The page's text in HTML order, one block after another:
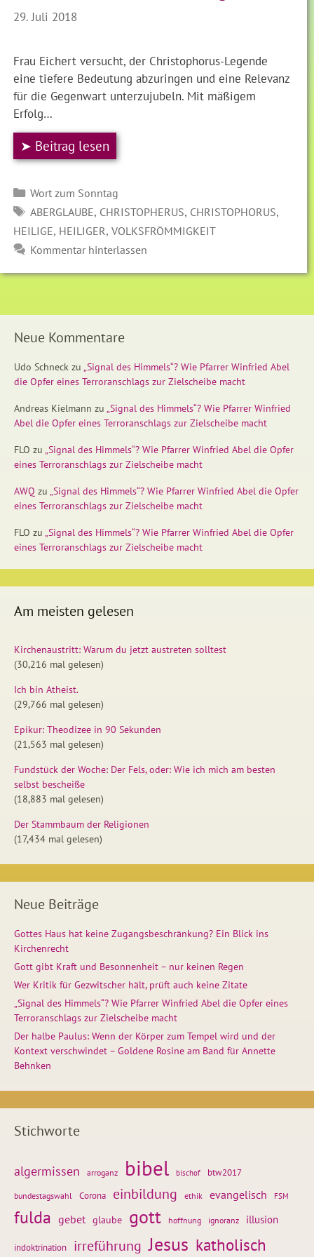
29. Juli 2018
Frau Eichert versucht, der Christophorus-Legende
eine tiefere Bedeutung abzuringen und eine Relevanz
für die Gegenwart unterzujubeln. Mit mäßigem
Erfolg…
➤ Beitrag lesen
Kategorien
Wort zum Sonntag
SCHLAGWÖRTER
ABERGLAUBE, CHRISTOPHERUS, CHRISTOPHORUS,
HEILIGE, HEILIGER,VOLKSFRÖMMIGKEIT
Kommentar hinterlassen
Neue Kommentare
Udo Schneck zu „Signal des Himmels“? Wie Pfarrer Winfried Abel
die Opfer eines Terroranschlags zur Zielscheibe macht
Andreas Kielmann zu „Signal des Himmels“? Wie Pfarrer Winfried
Abel die Opfer eines Terroranschlags zur Zielscheibe macht
FLO zu „Signal des Himmels“? Wie Pfarrer Winfried Abel die Opfer
eines Terroranschlags zur Zielscheibe macht
AWQ zu „Signal des Himmels“? Wie Pfarrer Winfried Abel die Opfer
eines Terroranschlags zur Zielscheibe macht
FLO zu „Signal des Himmels“? Wie Pfarrer Winfried Abel die Opfer
eines Terroranschlags zur Zielscheibe macht
Am meisten gelesen
Kirchenaustritt: Warum du jetzt austreten solltest
(30,216 mal gelesen)
Ich bin Atheist.
(29,766 mal gelesen)
Epikur: Theodizee in 90 Sekunden
(21,563 mal gelesen)
Fundstück der Woche: Der Fels, oder: Wie ich mich am besten
selbst bescheiße
(18,883 mal gelesen)
Der Stammbaum der Religionen
(17,434 mal gelesen)
Neue Beiträge
Gottes Haus hat keine Zugangsbeschränkung? Ein Blick ins
Kirchenrecht
Gott gibt Kraft und Besonnenheit – nur keinen Regen
Wer Kritik für Gezwitscher hält, prüft auch keine Zitate
„Signal des Himmels“? Wie Pfarrer Winfried Abel die Opfer eines
Terroranschlags zur Zielscheibe macht
Der halbe Paulus: Wenn der Körper zum Tempel wird und der
Kontext verschwindet – Goldene Rosine am Band für Annette
Behnken
Stichworte
algermissen arroganz bibel bischof btw2017
bundestagswahl Corona einbildung ethik evangelisch FSM
fulda gebet glaube gott hoffnung ignoranz illusion
indoktrination irreführung Jesus katholisch